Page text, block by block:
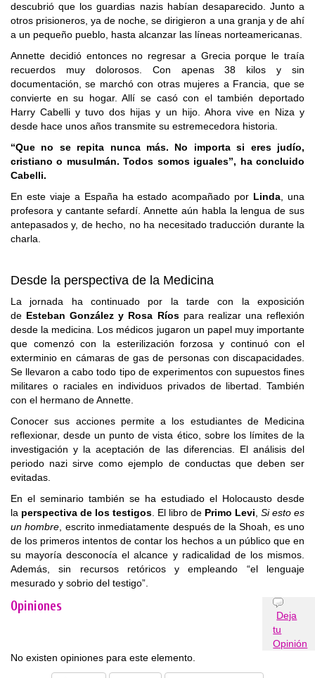
descubrió que los guardias nazis habían desaparecido. Junto a
otros prisioneros, ya de noche, se dirigieron a una granja y de ahí
a un pequeño pueblo, hasta alcanzar las líneas norteamericanas.
Annette decidió entonces no regresar a Grecia porque le traía
recuerdos muy dolorosos. Con apenas 38 kilos y sin
documentación, se marchó con otras mujeres a Francia, que se
convierte en su hogar. Allí se casó con el también deportado
Harry Cabelli y tuvo dos hijas y un hijo. Ahora vive en Niza y
desde hace unos años transmite su estremecedora historia.
“Que no se repita nunca más. No importa si eres judío,
cristiano o musulmán. Todos somos iguales”, ha concluido
Cabelli.
En este viaje a España ha estado acompañado por Linda , una
profesora y cantante sefardí. Annette aún habla la lengua de sus
antepasados y, de hecho, no ha necesitado traducción durante la
charla.
Desde la perspectiva de la Medicina
La jornada ha continuado por la tarde con la exposición
de Esteban González y Rosa Ríospara realizar una reflexión
desde la medicina. Los médicos jugaron un papel muy importante
que comenzó con la esterilización forzosa y continuó con el
exterminio en cámaras de gas de personas con discapacidades.
Se llevaron a cabo todo tipo de experimentos con supuestos fines
militares o raciales en individuos privados de libertad. También
con el hermano de Annette.
Conocer sus acciones permite a los estudiantes de Medicina
reflexionar, desde un punto de vista ético, sobre los límites de la
investigación y la aceptación de las diferencias. El análisis del
periodo nazi sirve como ejemplo de conductas que deben ser
evitadas.
En el seminario también se ha estudiado el Holocausto desde
la perspectiva de los testigos . El libro de Primo Levi Si esto es
un hombre , escrito inmediatamente después de la Shoah, es uno
de los primeros intentos de contar los hechos a un público que en
su mayoría desconocía el alcance y radicalidad de los mismos.
Además, sin recursos retóricos y empleando “el lenguaje
mesurado y sobrio del testigo”.
Opiniones
Deja
tu
Opinión
No existen opiniones para este elemento.